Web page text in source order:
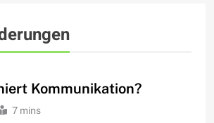
Kommunikation?
7 mins